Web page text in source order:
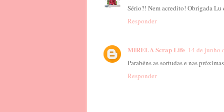
Sério?! Nem acredito! Obrigada
Responder
MIRELA Scrap Life 14 de junho
Parabéns as sortudas e nas
Responder